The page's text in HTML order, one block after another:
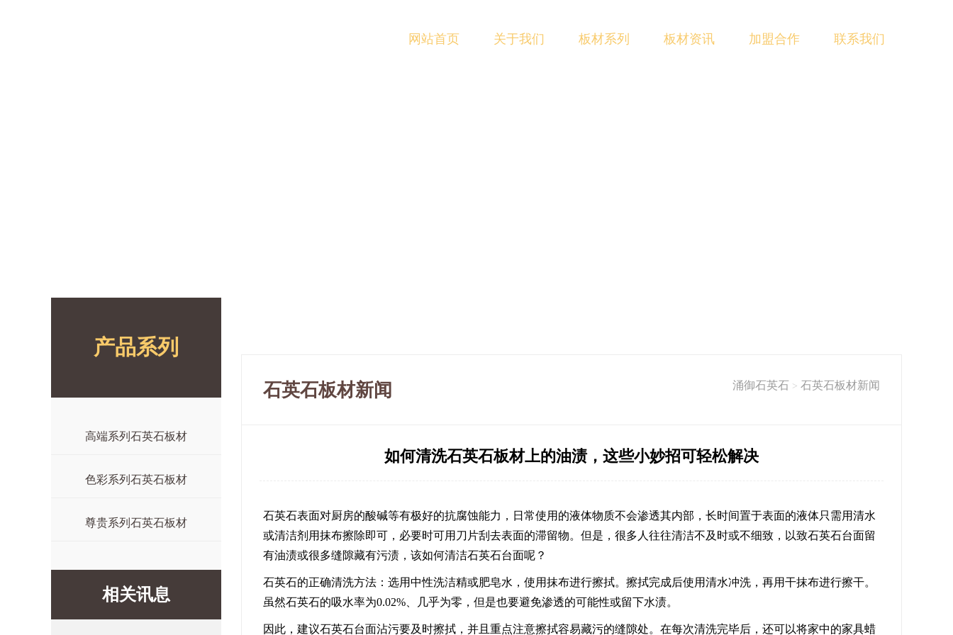
网站首页 关于我们 板材系列 板材资讯 加盟合作 联系我们
产品系列
高端系列石英石板材
色彩系列石英石板材
尊贵系列石英石板材
相关讯息
涌御石英石 > 石英石板材新闻
石英石板材新闻
如何清洗石英石板材上的油渍，这些小妙招可轻松解决
石英石表面对厨房的酸碱等有极好的抗腐蚀能力，日常使用的液体物质不会渗透其内部，长时间置于表面的液体只需用清水
或清洁剂用抹布擦除即可，必要时可用刀片刮去表面的滞留物。但是，很多人往往清洁不及时或不细致，以致石英石台面留
有油渍或很多缝隙藏有污渍，该如何清洁石英石台面呢？
石英石的正确清洗方法：选用中性洗洁精或肥皂水，使用抹布进行擦拭。擦拭完成后使用清水冲洗，再用干抹布进行擦干。
虽然石英石的吸水率为0.02%、几乎为零，但是也要避免渗透的可能性或留下水渍。
因此，建议石英石台面沾污要及时擦拭，并且重点注意擦拭容易藏污的缝隙处。在每次清洗完毕后，还可以将家中的家具蜡